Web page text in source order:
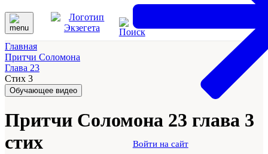
Войти на сайт
Главная
Притчи Соломона
Глава 23
Стих 3
Обучающее видео
Притчи Соломона 23 глава 3
стих